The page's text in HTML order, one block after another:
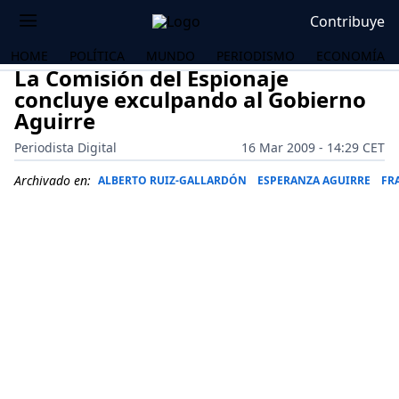
Contribuye
HOME POLÍTICA MUNDO PERIODISMO ECONOMÍA
La Comisión del Espionaje
concluye exculpando al Gobierno
Aguirre
Periodista Digital
16 Mar 2009 - 14:29 CET
Archivado en: ALBERTO RUIZ-GALLARDÓN ESPERANZA AGUIRRE